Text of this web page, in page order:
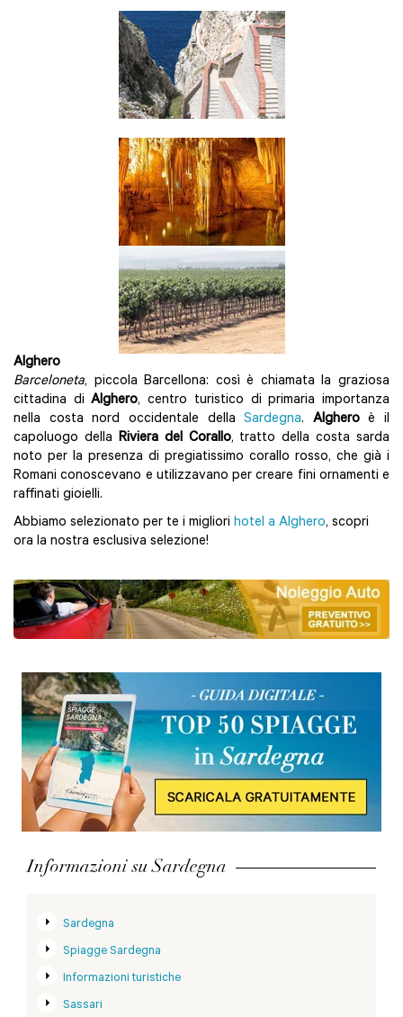
Alghero
Barceloneta, piccola Barcellona: così è chiamata la graziosa
cittadina diAlghero, centro turistico di primaria importanza
nella costa nord occidentale dellaSardegna. Algheroè il
capoluogo della Riviera del Corallo, tratto della costa sarda
noto per la presenza di pregiatissimo corallo rosso, che già i
Romani conoscevano e utilizzavano per creare fini ornamenti e
raffinati gioielli.
Abbiamo selezionato per te i migliori hotel a Alghero, scopri
ora la nostra esclusiva selezione!
Informazioni su Sardegna
Sardegna
Spiagge Sardegna
Informazioni turistiche
Sassari